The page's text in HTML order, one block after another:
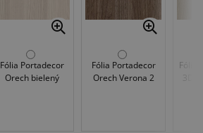
Fólia Portadecor
Orech bielený
Fólia Portadecor
Orech Verona 2
Fólia